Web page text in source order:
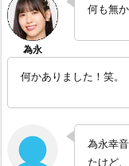
何も無
何かありました！笑。
為永幸
たけど